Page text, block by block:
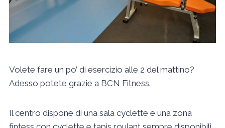
Volete fare un po’ di esercizio alle 2 del mattino?
Adesso potete grazie a BCN Fitness.
Il centro dispone di una sala cyclette e una zona